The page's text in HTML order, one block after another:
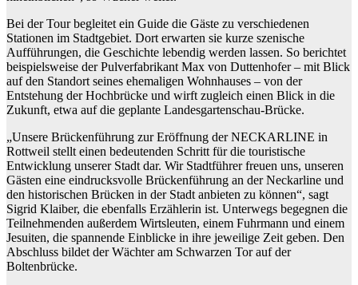
Bei der Tour begleitet ein Guide die Gäste zu verschiedenen
Stationen im Stadtgebiet. Dort erwarten sie kurze szenische
Aufführungen, die Geschichte lebendig werden lassen. So berichtet
beispielsweise der Pulverfabrikant Max von Duttenhofer – mit Blick
auf den Standort seines ehemaligen Wohnhauses – von der
Entstehung der Hochbrücke und wirft zugleich einen Blick in die
Zukunft, etwa auf die geplante Landesgartenschau-Brücke.
„Unsere Brückenführung zur Eröffnung der NECKARLINE in
Rottweil stellt einen bedeutenden Schritt für die touristische
Entwicklung unserer Stadt dar. Wir Stadtführer freuen uns, unseren
Gästen eine eindrucksvolle Brückenführung an der Neckarline und
den historischen Brücken in der Stadt anbieten zu können“, sagt
Sigrid Klaiber, die ebenfalls Erzählerin ist. Unterwegs begegnen die
Teilnehmenden außerdem Wirtsleuten, einem Fuhrmann und einem
Jesuiten, die spannende Einblicke in ihre jeweilige Zeit geben. Den
Abschluss bildet der Wächter am Schwarzen Tor auf der
Boltenbrücke.